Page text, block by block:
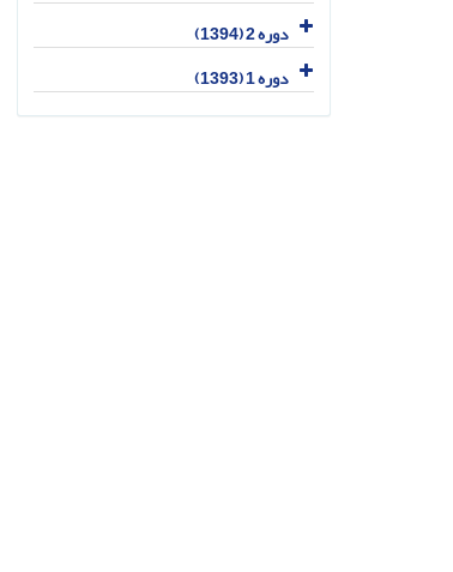
دوره 2 (1394)
دوره 1 (1393)